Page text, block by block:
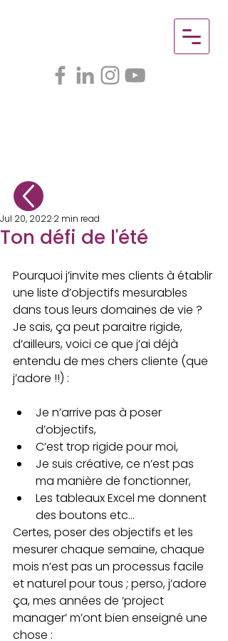
Ton défi de l'été
Jul 20, 20222 min read
Pourquoi j’invite mes clients à établir
une liste d’objectifs mesurables
dans tous leurs domaines de vie ?
Je sais, ça peut paraitre rigide,
d’ailleurs, voici ce que j’ai déjà
entendu de mes chers cliente (que
j’adore !!) :
Je n’arrive pas à poser
d’objectifs,
C’est trop rigide pour moi,
Je suis créative, ce n’est pas
ma manière de fonctionner,
Les tableaux Excel me donnent
des boutons etc…
Certes, poser des objectifs et les
mesurer chaque semaine, chaque
mois n’est pas un processus facile
et naturel pour tous ; perso, j’adore
ça, mes années de ‘project
manager’ m’ont bien enseigné une
chose :